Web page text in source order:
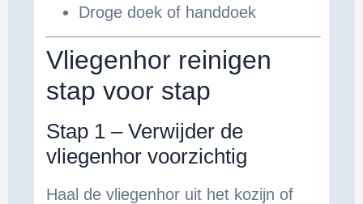
Droge doek of handdoek
Vliegenhor reinigen
stap voor stap
Stap 1 – Verwijder de
vliegenhor voorzichtig
Haal de vliegenhor uit het kozijn of